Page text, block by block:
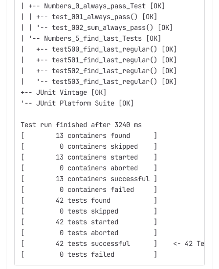
| +-- Numbers_0_always_pass_Test [OK]
| | +-- test_001_always_pass() [OK]
| | '-- test_002_sum_always_pass() [OK]
| '-- Numbers_5_find_last_Tests [OK]
|   +-- test500_find_last_regular() [OK]
|   +-- test501_find_last_regular() [OK]
|   +-- test502_find_last_regular() [OK]
|   '-- test503_find_last_regular() [OK]
+-- JUnit Vintage [OK]
'-- JUnit Platform Suite [OK]
Test run finished after 3240 ms
[        13 containers found      ]
[         0 containers skipped    ]
[        13 containers started    ]
[         0 containers aborted    ]
[        13 containers successful ]
[         0 containers failed     ]
[        42 tests found           ]
[         0 tests skipped         ]
[        42 tests started         ]
[         0 tests aborted         ]
[        42 tests successful      ]    <- 42 Tests
[         0 tests failed          ]